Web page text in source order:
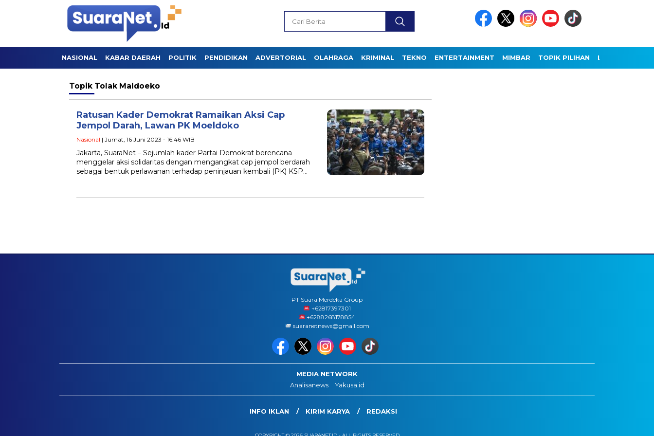
NASIONAL KABAR DAERAH POLITIK PENDIDIKAN ADVERTORIAL OLAHRAGA KRIMINAL TEKNO ENTERTAINMENT MIMBAR TOPIK PILIHAN LAINNYA
Topik Tolak Maldoeko
Ratusan Kader Demokrat Ramaikan Aksi Cap
Jempol Darah, Lawan PK Moeldoko
Nasional | Jumat, 16 Juni 2023 - 16:46 WIB
Jakarta, SuaraNet – Sejumlah kader Partai Demokrat berencana
menggelar aksi solidaritas dengan mengangkat cap jempol berdarah
sebagai bentuk perlawanan terhadap peninjauan kembali (PK) KSP…
PT Suara Merdeka Group
‪+62817397301
+6288268178854
suaranetnews@gmail.com
MEDIA NETWORK
Analisanews
Yakusa.id
INFO IKLAN KIRIM KARYA REDAKSI